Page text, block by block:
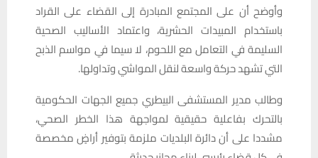
وأوضح أن على المجتمع المبادرة إلى القضاء على القراد
باستخدام المبيدات الحشرية، واعتماد الأساليب الصحية
السليمة في التعامل مع اللحوم، لا سيما في مواسم الذبح
التي تشهد حركة واسعة لنقل المواشي وتداولها.
وطالب مدير المستشفى البيطري جميع الجهات الحكومية
بالتحرك بفاعلية حقيقية لمواجهة هذا الخطر الصحي،
مشددا على أن دائرة البلديات ملزمة بتوفير أراضٍ مخصصة